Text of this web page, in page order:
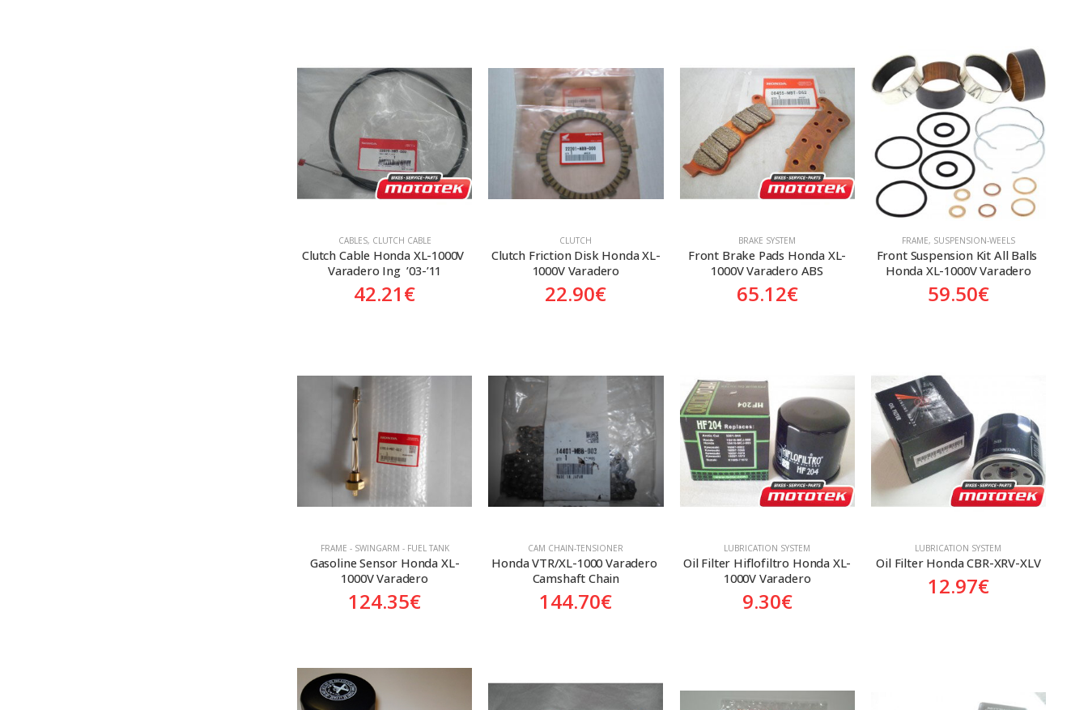
CABLES, CLUTCH CABLE
Clutch Cable Honda XL-1000V
Varadero Ing  ’03-’11
42.21€
CLUTCH
Clutch Friction Disk Honda XL-
1000V Varadero
22.90€
BRAKE SYSTEM
Front Brake Pads Honda XL-
1000V Varadero ABS
65.12€
FRAME, SUSPENSION-WEELS
Front Suspension Kit All Balls
Honda XL-1000V Varadero
59.50€
FRAME - SWINGARM - FUEL TANK
Gasoline Sensor Honda XL-
1000V Varadero
124.35€
CAM CHAIN-TENSIONER
Honda VTR/XL-1000 Varadero
Camshaft Chain
144.70€
LUBRICATION SYSTEM
Oil Filter Hiflofiltro Honda XL-
1000V Varadero
9.30€
LUBRICATION SYSTEM
Oil Filter Honda CBR-XRV-XLV
12.97€